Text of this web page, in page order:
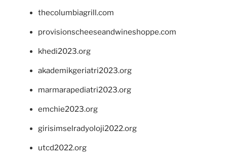
thecolumbiagrill.com
provisionscheeseandwineshoppe.com
khedi2023.org
akademikgeriatri2023.org
marmarapediatri2023.org
emchie2023.org
girisimselradyoloji2022.org
utcd2022.org